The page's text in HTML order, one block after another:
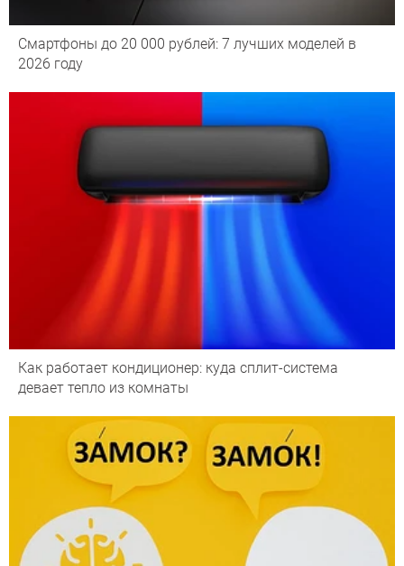
Смартфоны до 20 000 рублей: 7 лучших моделей в
2026 году
Как работает кондиционер: куда сплит-система
девает тепло из комнаты